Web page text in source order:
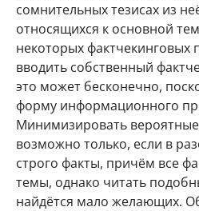
сомнительных тезисах из
относящихся к основной
некоторых фактчекинговых
вводить собственный
это может бесконечно,
форму информационного
Минимизировать
возможно только, если в
строго факты, причём все
темы, однако читать
найдётся мало желающих.